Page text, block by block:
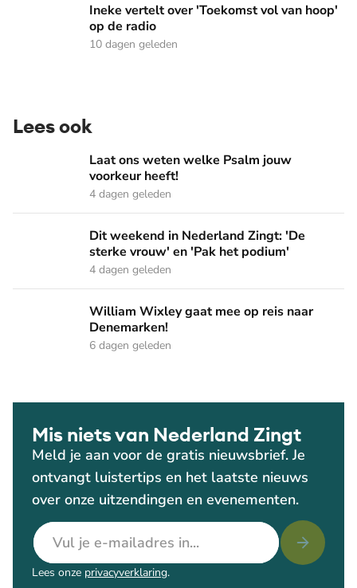
Ineke vertelt over 'Toekomst vol van hoop' op de radio
Ineke vertelt over 'Toekomst vol van hoop'
op de radio
10 dagen geleden
Lees ook
Laat ons weten welke Psalm jouw voorkeur heeft!
Laat ons weten welke Psalm jouw
voorkeur heeft!
4 dagen geleden
Dit weekend in Nederland Zingt: 'De sterke vrouw' en 'Pak
Dit weekend in Nederland Zingt: 'De
sterke vrouw' en 'Pak het podium'
4 dagen geleden
William Wixley gaat mee op reis naar Denemarken!
William Wixley gaat mee op reis naar
Denemarken!
6 dagen geleden
Mis niets van Nederland Zingt
Meld je aan voor de gratis nieuwsbrief. Je
ontvangt luistertips en het laatste nieuws
over onze uitzendingen en evenementen.
E-mailadres
Lees onze privacyverklaring.